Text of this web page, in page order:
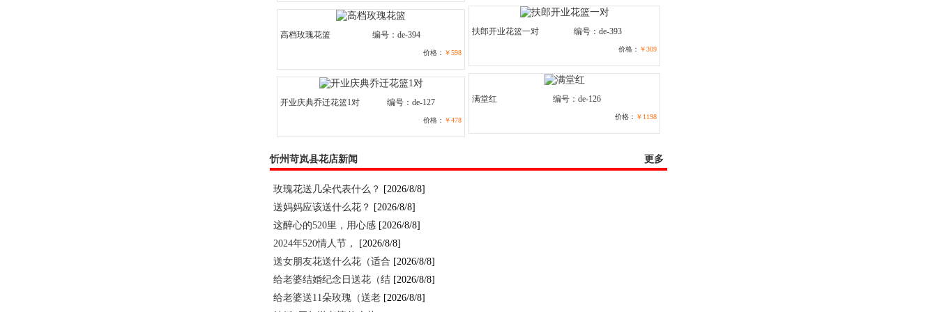
高档玫瑰花篮 编号：de-394
价格： ￥598
扶郎开业花篮一对 编号：de-393
价格： ￥309
开业庆典乔迁花篮1对 编号：de-127
价格： ￥478
满堂红 编号：de-126
价格： ￥1198
忻州苛岚县花店新闻 更多
玫瑰花送几朵代表什么？ [2026/8/8]
送妈妈应该送什么花？ [2026/8/8]
这醉心的520里，用心感 [2026/8/8]
2024年520情人节，
[2026/8/8]
送女朋友花送什么花（适合 [2026/8/8]
给老婆结婚纪念日送花（结 [2026/8/8]
给老婆送11朵玫瑰（送老 [2026/8/8]